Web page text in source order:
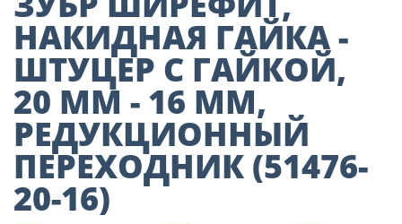
Пиломатериалы
Декор
Изоляция
Инструменты
НАКИДНАЯ ГАЙКА -
ШТУЦЕР С ГАЙКОЙ,
20 ММ - 16 ММ,
РЕДУКЦИОННЫЙ
ПЕРЕХОДНИК (51476-
20-16)